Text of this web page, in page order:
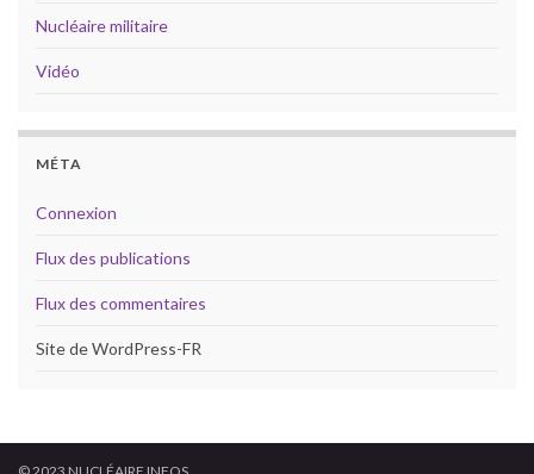
Nucléaire militaire
Vidéo
MÉTA
Connexion
Flux des publications
Flux des commentaires
Site de WordPress-FR